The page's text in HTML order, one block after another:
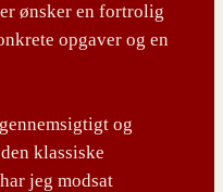
ønsker en fortrolig
opgaver og en
og
klassiske
jeg modsat